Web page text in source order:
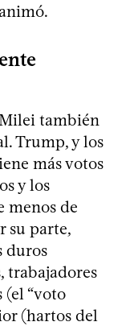
también
Trump, y los
más votos
y los
menos de
su parte,
duros
trabajadores
“voto
(hartos del